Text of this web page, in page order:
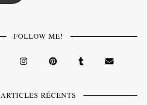
FOLLOW ME!
ARTICLES RÉCENTS